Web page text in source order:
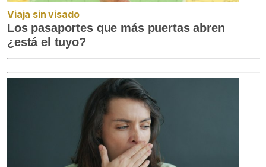
Viaja sin visado
Los pasaportes que más puertas abren
¿está el tuyo?